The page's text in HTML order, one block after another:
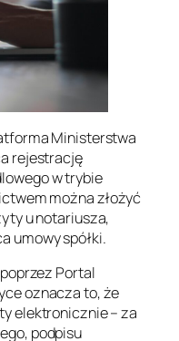
Ministerstwa
rejestrację
w trybie
można złożyć
u notariusza,
umowy spółki.
Portal
oznacza to, że
elektronicznie – za
podpisu